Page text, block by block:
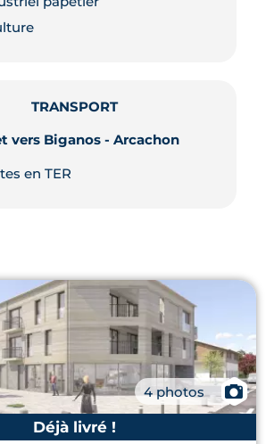
TRANSPORT
vers Biganos - Arcachon
en TER
4 photos
📷
Déjà livré !